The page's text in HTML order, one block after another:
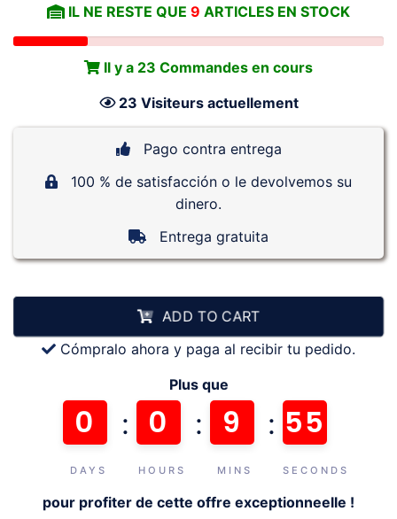
IL NE RESTE QUE 9 ARTICLES EN STOCK
Il y a 23 Commandes en cours
23 Visiteurs actuellement
Pago contra entrega
100 % de satisfacción o le devolvemos su
dinero.
Entrega gratuita
ADD TO CART
Cómpralo ahora y paga al recibir tu pedido.
Plus que
0
DAYS
: 0
HOURS
: 9
MINS
: 54
SECONDS
pour profiter de cette offre exceptionneelle !